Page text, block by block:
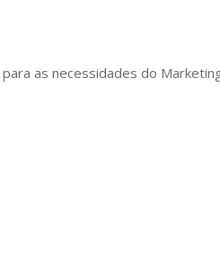
as necessidades do